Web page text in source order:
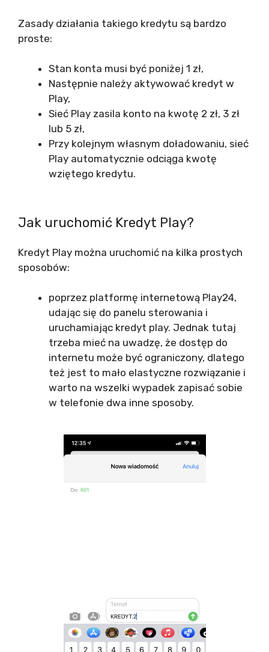
Zasady działania takiego kredytu są bardzo
proste:
Stan konta musi być poniżej 1 zł,
Następnie należy aktywować kredyt w
Play,
Sieć Play zasila konto na kwotę 2 zł, 3 zł
lub 5 zł,
Przy kolejnym własnym doładowaniu, sieć
Play automatycznie odciąga kwotę
wziętego kredytu.
Jak uruchomić Kredyt Play?
Kredyt Play można uruchomić na kilka prostych
sposobów:
poprzez platformę internetową Play24,
udając się do panelu sterowania i
uruchamiając kredyt play. Jednak tutaj
trzeba mieć na uwadzę, że dostęp do
internetu może być ograniczony, dlatego
też jest to mało elastyczne rozwiązanie i
warto na wszelki wypadek zapisać sobie
w telefonie dwa inne sposoby.